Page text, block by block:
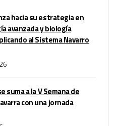
hacia su estrategia en
avanzada y biología
al Sistema Navarro
suma a la V Semana de
con una jornada